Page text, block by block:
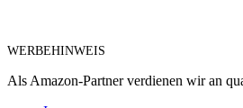
WERBEHINWEIS
Als Amazon-Partner verdienen wir an